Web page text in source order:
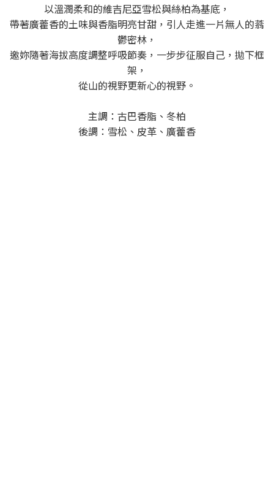
以溫潤柔和的維吉尼亞雪松與絲柏為基底，
帶著廣藿香的土味與香脂明亮甘甜，引人走進一片無人的蓊
鬱密林，
邀妳隨著海拔高度調整呼吸節奏，一步步征服自己，拋下框
架，
從山的視野更新心的視野。
主調：古巴香脂、冬柏
後調：雪松、皮革、廣藿香